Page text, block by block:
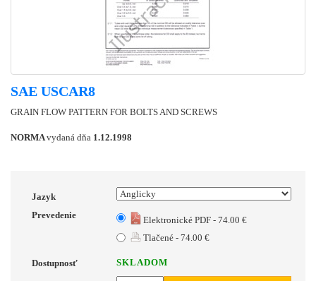
SAE USCAR8
GRAIN FLOW PATTERN FOR BOLTS AND SCREWS
NORMAvydaná dňa 1.12.1998
Jazyk
Prevedenie
Elektronické PDF - 74.00 €
Tlačené - 74.00 €
Dostupnosť SKLADOM